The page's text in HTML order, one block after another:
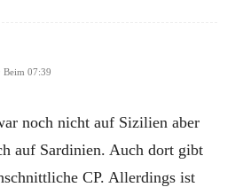
Beim 07:39
noch nicht auf Sizilien aber
auf Sardinien. Auch dort gibt
CP. Allerdings ist